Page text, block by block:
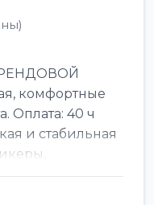
комфортные
Оплата: 40 ч
и стабильная